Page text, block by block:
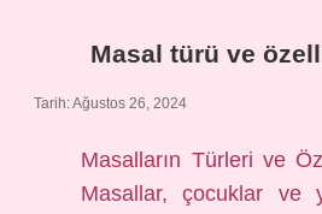
Masal türü ve
Tarih: Ağustos 26, 2024
Masalların Türleri ve
Masallar, çocuklar ve